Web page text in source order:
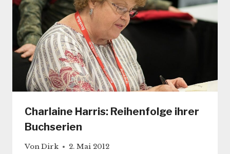
Charlaine Harris: Reihenfolge ihrer
Buchserien
VonDirk 2. Mai 2012